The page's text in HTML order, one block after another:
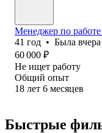
Менеджер по
41 год • Была вчера
60 000 ₽
Не ищет работу
Общий опыт
18 лет 6 месяцев
Быстрые